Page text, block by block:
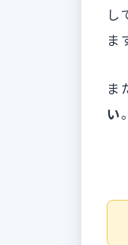
し
ま
ま
い。